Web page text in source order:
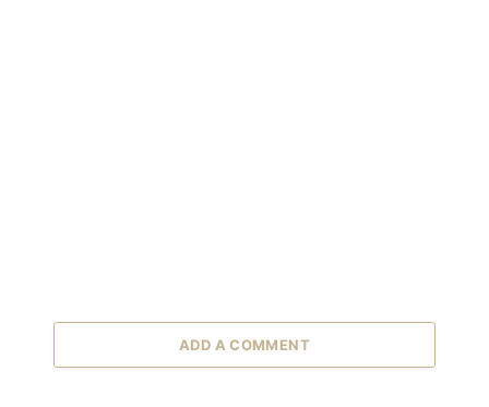
ADD A COMMENT